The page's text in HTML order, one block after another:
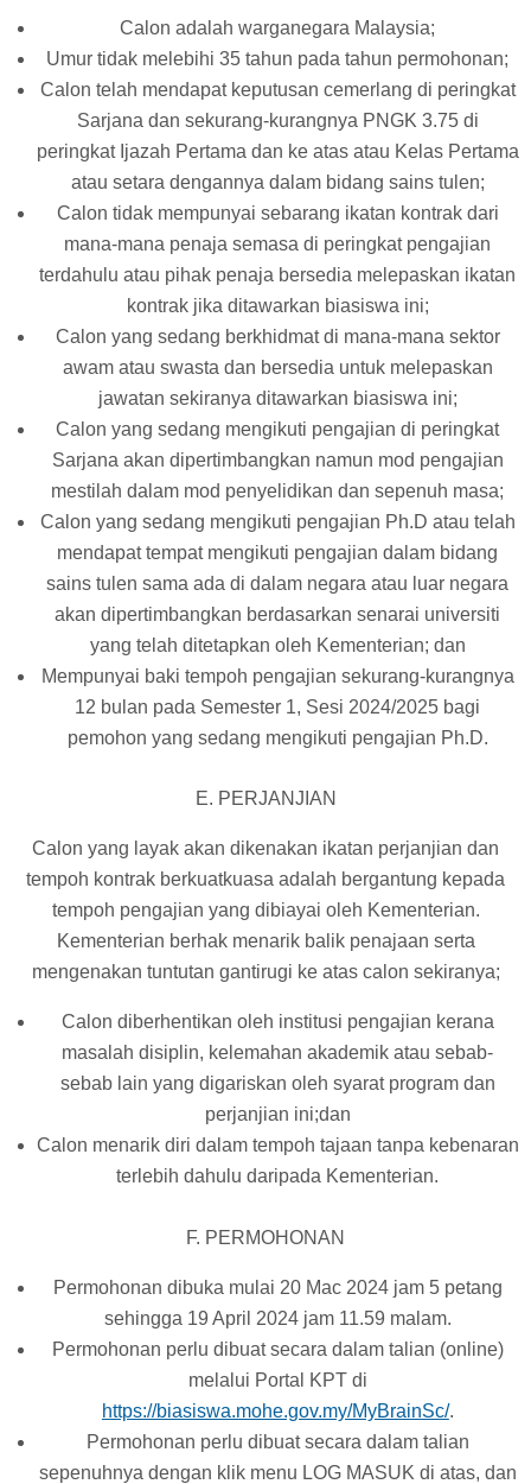
Calon adalah warganegara Malaysia;
Umur tidak melebihi 35 tahun pada tahun permohonan;
Calon telah mendapat keputusan cemerlang di peringkat
Sarjana dan sekurang-kurangnya PNGK 3.75 di
peringkat Ijazah Pertama dan ke atas atau Kelas Pertama
atau setara dengannya dalam bidang sains tulen;
Calon tidak mempunyai sebarang ikatan kontrak dari
mana-mana penaja semasa di peringkat pengajian
terdahulu atau pihak penaja bersedia melepaskan ikatan
kontrak jika ditawarkan biasiswa ini;
Calon yang sedang berkhidmat di mana-mana sektor
awam atau swasta dan bersedia untuk melepaskan
jawatan sekiranya ditawarkan biasiswa ini;
Calon yang sedang mengikuti pengajian di peringkat
Sarjana akan dipertimbangkan namun mod pengajian
mestilah dalam mod penyelidikan dan sepenuh masa;
Calon yang sedang mengikuti pengajian Ph.D atau telah
mendapat tempat mengikuti pengajian dalam bidang
sains tulen sama ada di dalam negara atau luar negara
akan dipertimbangkan berdasarkan senarai universiti
yang telah ditetapkan oleh Kementerian; dan
Mempunyai baki tempoh pengajian sekurang-kurangnya
12 bulan pada Semester 1, Sesi 2024/2025 bagi
pemohon yang sedang mengikuti pengajian Ph.D.
E. PERJANJIAN
Calon yang layak akan dikenakan ikatan perjanjian dan
tempoh kontrak berkuatkuasa adalah bergantung kepada
tempoh pengajian yang dibiayai oleh Kementerian.
Kementerian berhak menarik balik penajaan serta
mengenakan tuntutan gantirugi ke atas calon sekiranya;
Calon diberhentikan oleh institusi pengajian kerana
masalah disiplin, kelemahan akademik atau sebab-
sebab lain yang digariskan oleh syarat program dan
perjanjian ini;dan
Calon menarik diri dalam tempoh tajaan tanpa kebenaran
terlebih dahulu daripada Kementerian.
F. PERMOHONAN
Permohonan dibuka mulai 20 Mac 2024 jam 5 petang
sehingga 19 April 2024 jam 11.59 malam.
Permohonan perlu dibuat secara dalam talian (online)
melalui Portal KPT di
https://biasiswa.mohe.gov.my/MyBrainSc/.
Permohonan perlu dibuat secara dalam talian
sepenuhnya dengan klik menu LOG MASUK di atas, dan